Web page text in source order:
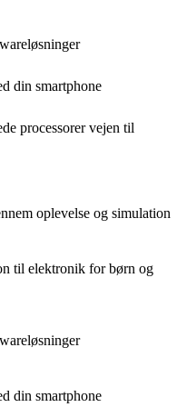
din smartphone
processorer vejen til
oplevelse og simulation
til elektronik for børn og
din smartphone